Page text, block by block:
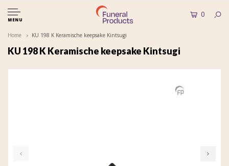
MENU
0
Home KU 198 K Keramische keepsake Kintsugi
KU 198 K Keramische keepsake Kintsugi